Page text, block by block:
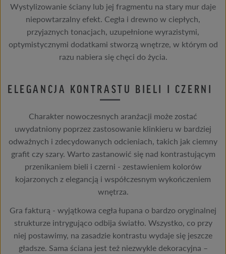
Wystylizowanie ściany lub jej fragmentu na stary mur daje
niepowtarzalny efekt. Cegła i drewno w ciepłych,
przyjaznych tonacjach, uzupełnione wyrazistymi,
optymistycznymi dodatkami stworzą wnętrze, w którym od
razu nabiera się chęci do życia.
ELEGANCJA KONTRASTU BIELI I CZERNI
Charakter nowoczesnych aranżacji może zostać
uwydatniony poprzez zastosowanie klinkieru w bardziej
odważnych i zdecydowanych odcieniach, takich jak ciemny
grafit czy szary. Warto zastanowić się nad kontrastującym
przenikaniem bieli i czerni - zestawieniem kolorów
kojarzonych z elegancją i współczesnym wykończeniem
wnętrza.
Gra fakturą - wyjątkowa cegła łupana o bardzo oryginalnej
strukturze intrygująco odbija światło. Wszystko, co przy
niej postawimy, na zasadzie kontrastu wydaje się jeszcze
gładsze. Sama ściana jest też niezwykle dekoracyjna –